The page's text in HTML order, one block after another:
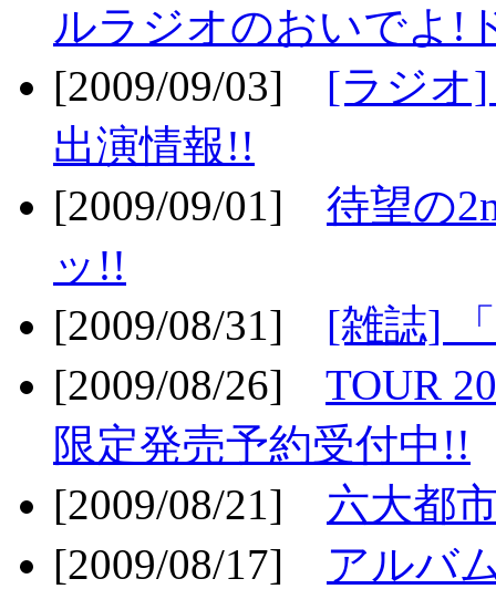
ルラジオのおいでよ!
[2009/09/03] [ラジオ]
出演情報!!
[2009/09/01] 待望の
ッ!!
[2009/08/31] [雑誌]
[2009/08/26] TOUR
限定発売予約受付中!!
[2009/08/21] 六大都
[2009/08/17] アルバ